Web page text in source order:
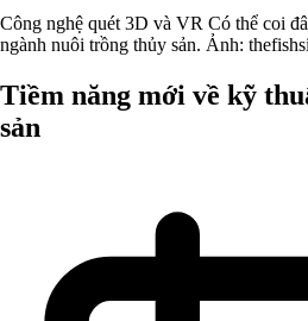
Công nghệ quét 3D và VR Có thể coi
ngành nuôi trồng thủy sản. Ảnh:
Tiềm năng mới về kỹ
sản